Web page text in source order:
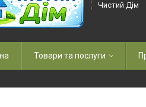
Чистий Дім
Товари та послуги